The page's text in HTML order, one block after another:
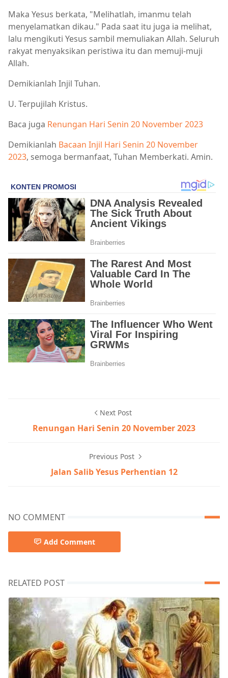
Maka Yesus berkata, "Melihatlah, imanmu telah
menyelamatkan dikau." Pada saat itu juga ia melihat,
lalu mengikuti Yesus sambil memuliakan Allah. Seluruh
rakyat menyaksikan peristiwa itu dan memuji-muji
Allah.
Demikianlah Injil Tuhan.
U. Terpujilah Kristus.
Baca juga Renungan Hari Senin 20 November 2023
Demikianlah Bacaan Injil Hari Senin 20 November
2023, semoga bermanfaat, Tuhan Memberkati. Amin.
Next Post
Renungan Hari Senin 20 November 2023
Previous Post
Jalan Salib Yesus Perhentian 12
NO COMMENT
Add Comment
RELATED POST